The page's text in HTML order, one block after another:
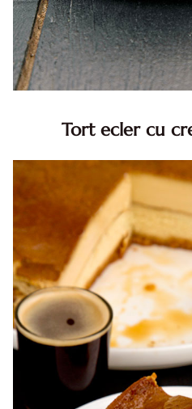
Tort ecler cu
Reteta tort ecler. Tort